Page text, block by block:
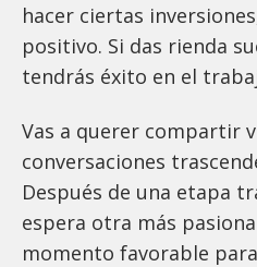
hacer ciertas
positivo. Si das rienda
tendrás éxito en el
Vas a querer compartir
conversaciones
Después de una etapa
espera otra más
momento favorable